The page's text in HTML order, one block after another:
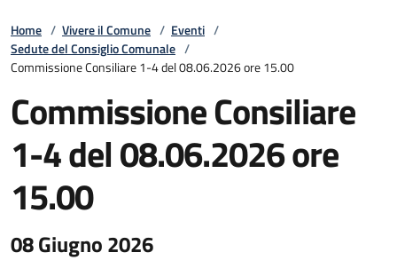
Home / Vivere il Comune / Eventi /
Sedute del Consiglio Comunale /
Commissione Consiliare 1-4 del 08.06.2026 ore 15.00
Commissione Consiliare
1-4 del 08.06.2026 ore
15.00
08 Giugno 2026